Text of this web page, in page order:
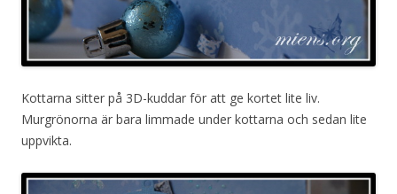
Kottarna sitter på 3D-kuddar för att ge kortet lite liv.
Murgrönorna är bara limmade under kottarna och sedan lite
uppvikta.